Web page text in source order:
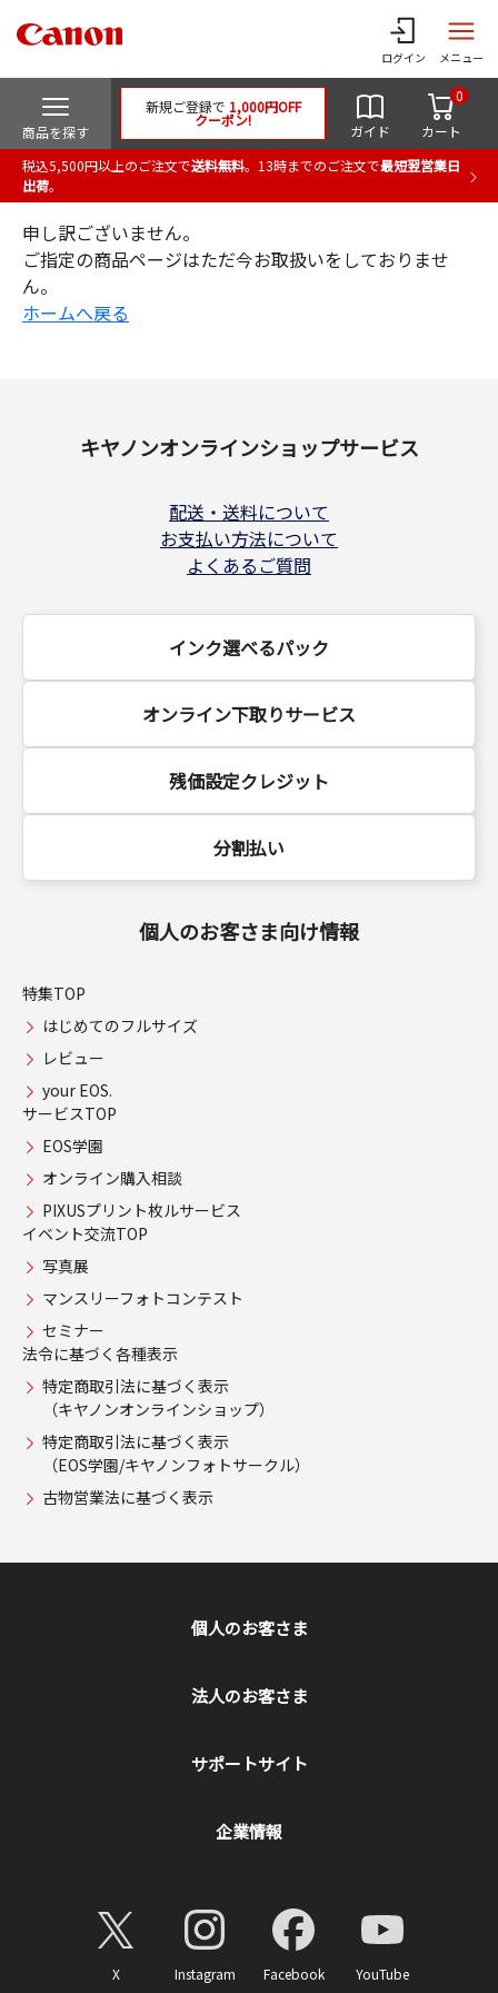
ログイン メニュー
商品を探す
新規ご登録で 1,000円OFF
クーポン!
ガイド カート
0
税込5,500円以上のご注文で送料無料。13時までのご注文で最短翌営業日
出荷。
申し訳ございません。
ご指定の商品ページはただ今お取扱いをしておりませ
ん。
ホームへ戻る
キヤノンオンラインショップサービス
配送・送料について
お支払い方法について
よくあるご質問
インク選べるパック
オンライン下取りサービス
残価設定クレジット
分割払い
個人のお客さま向け情報
特集TOP
はじめてのフルサイズ
レビュー
your EOS.
サービスTOP
EOS学園
オンライン購入相談
PIXUSプリント枚ルサービス
イベント交流TOP
写真展
マンスリーフォトコンテスト
セミナー
法令に基づく各種表示
特定商取引法に基づく表示
（キヤノンオンラインショップ）
特定商取引法に基づく表示
（EOS学園/キヤノンフォトサークル）
古物営業法に基づく表示
個人のお客さま
法人のお客さま
サポートサイト
企業情報
X Instagram Facebook YouTube